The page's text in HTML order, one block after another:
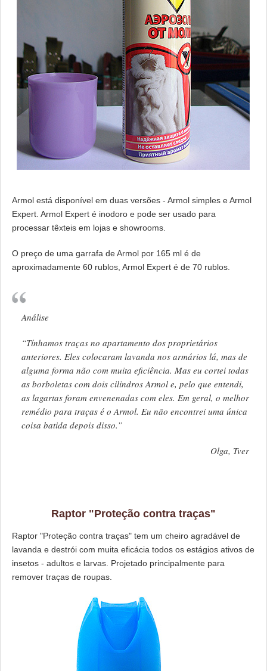
Armol está disponível em duas versões - Armol simples e Armol
Expert. Armol Expert é inodoro e pode ser usado para
processar têxteis em lojas e showrooms.
O preço de uma garrafa de Armol por 165 ml é de
aproximadamente 60 rublos, Armol Expert é de 70 rublos.
Análise
“Tínhamos traças no apartamento dos proprietários
anteriores. Eles colocaram lavanda nos armários lá, mas de
alguma forma não com muita eficiência. Mas eu cortei todas
as borboletas com dois cilindros Armol e, pelo que entendi,
as lagartas foram envenenadas com eles. Em geral, o melhor
remédio para traças é o Armol. Eu não encontrei uma única
coisa batida depois disso.”
Olga, Tver
Raptor "Proteção contra traças"
Raptor "Proteção contra traças" tem um cheiro agradável de
lavanda e destrói com muita eficácia todos os estágios ativos de
insetos - adultos e larvas. Projetado principalmente para
remover traças de roupas.